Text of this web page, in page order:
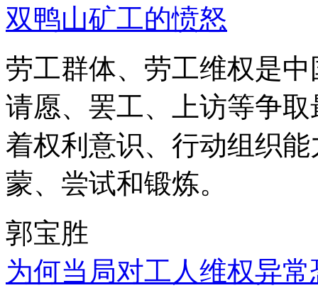
双鸭山矿工的愤怒
劳工群体、劳工维权是
请愿、罢工、上访等争
着权利意识、行动组织
蒙、尝试和锻炼。
郭宝胜
为何当局对工人维权异